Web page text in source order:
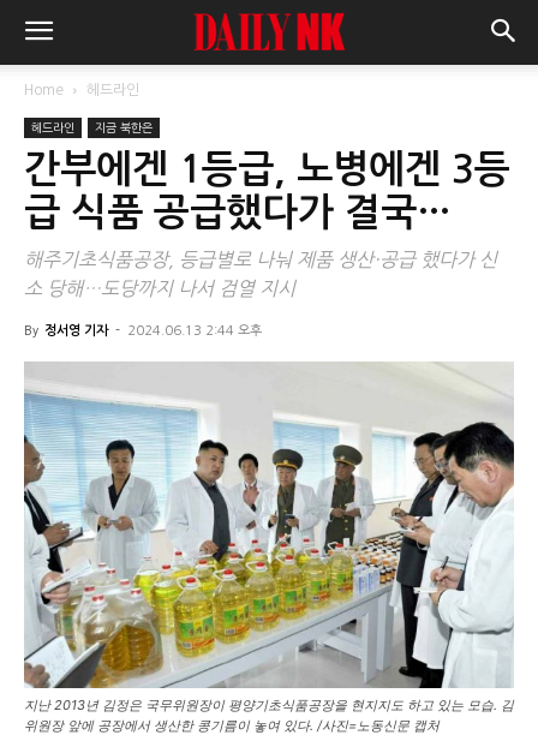
Home 헤드라인
헤드라인 지금 북한은
간부에겐 1등급, 노병에겐 3등
급 식품 공급했다가 결국…
해주기초식품공장, 등급별로 나눠 제품 생산·공급 했다가 신
소 당해…도당까지 나서 검열 지시
By 정서영 기자 - 2024.06.13 2:44 오후
지난 2013년 김정은 국무위원장이 평양기초식품공장을 현지지도 하고 있는 모습. 김
위원장 앞에 공장에서 생산한 콩기름이 놓여 있다. /사진=노동신문 캡처